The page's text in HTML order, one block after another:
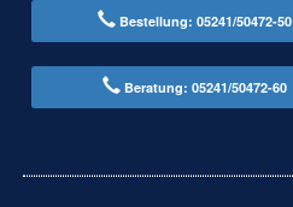
Bestellung: 05241/50472-50
Beratung: 05241/50472-60